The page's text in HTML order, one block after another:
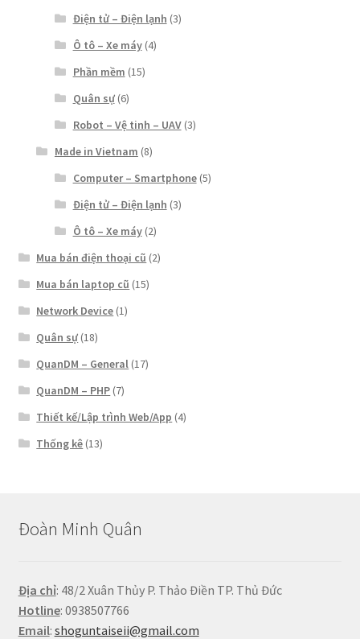
Điện tử – Điện lạnh (3)
Ô tô – Xe máy(4)
Phần mềm (15)
Quân sự(6)
Robot – Vệ tinh – UAV(3)
Made in Vietnam (8)
Computer – Smartphone(5)
Điện tử – Điện lạnh (3)
Ô tô – Xe máy(2)
Mua bán điện thoại cũ (2)
Mua bán laptop cũ (15)
Network Device (1)
Quân sự (18)
QuanDM – General (17)
QuanDM – PHP (7)
Thiết kế/Lập trình Web/App (4)
Thống kê (13)
Đoàn Minh Quân
Địa chỉ: 48/2 Xuân Thủy P. Thảo Điền TP. Thủ Đức
Hotline: 0938507766
Email: shoguntaiseii@gmail.com